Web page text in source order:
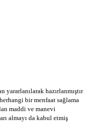
hazırlanmıştır
bir menfaat sağlama
maddi ve manevi
almayı da kabul etmiş